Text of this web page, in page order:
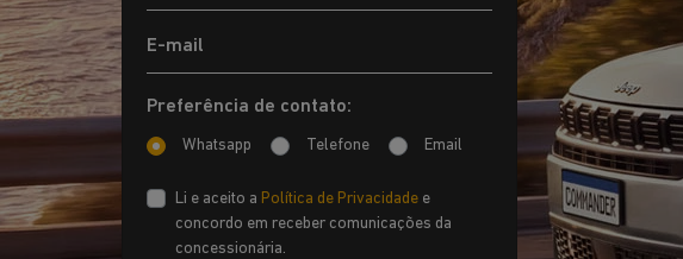
Preferência de contato:
Whatsapp Telefone Email
Li e aceito a Política de Privacidade e
concordo em receber comunicações da
concessionária.